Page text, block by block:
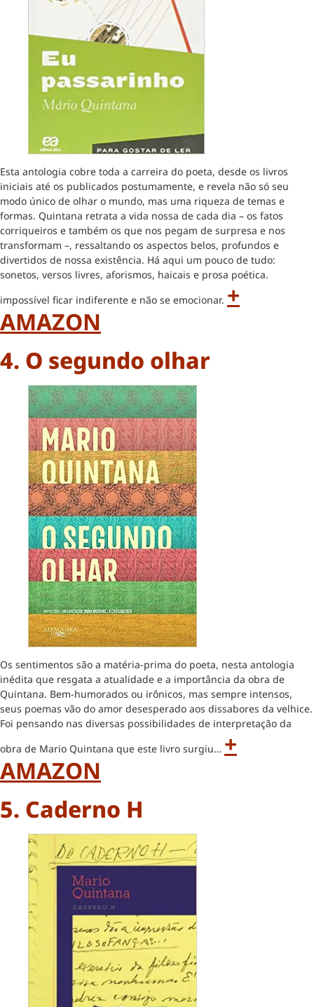
Esta antologia cobre toda a carreira do poeta, desde os livros
iniciais até os publicados postumamente, e revela não só seu
modo único de olhar o mundo, mas uma riqueza de temas e
formas. Quintana retrata a vida nossa de cada dia – os fatos
corriqueiros e também os que nos pegam de surpresa e nos
transformam –, ressaltando os aspectos belos, profundos e
divertidos de nossa existência. Há aqui um pouco de tudo:
sonetos, versos livres, aforismos, haicais e prosa poética.
impossível ficar indiferente e não se emocionar. +
AMAZON
4. O segundo olhar
Os sentimentos são a matéria-prima do poeta, nesta antologia
inédita que resgata a atualidade e a importância da obra de
Quintana. Bem-humorados ou irônicos, mas sempre intensos,
seus poemas vão do amor desesperado aos dissabores da velhice.
Foi pensando nas diversas possibilidades de interpretação da
obra de Mario Quintana que este livro surgiu… +
AMAZON
5. Caderno H